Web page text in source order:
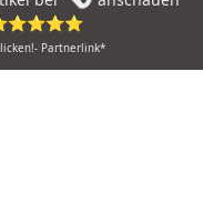
Partnerlink*